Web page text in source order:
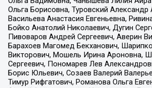
Ольга Борисовна, Туровский Александр
Васильева Анастасия Евгеньевна,
Бойко Анатолий Николаевич, Дугин
Пивоваров Андрей Сергеевич, Аверин
Барахоев Магомед Бекханович,
Викторович, Мошель Ирина Ароновна,
Сергеевич, Пономарев Лев
Борис Юльевич, Созаев Валерий
Тимур Рифгатович, Романова Ольга